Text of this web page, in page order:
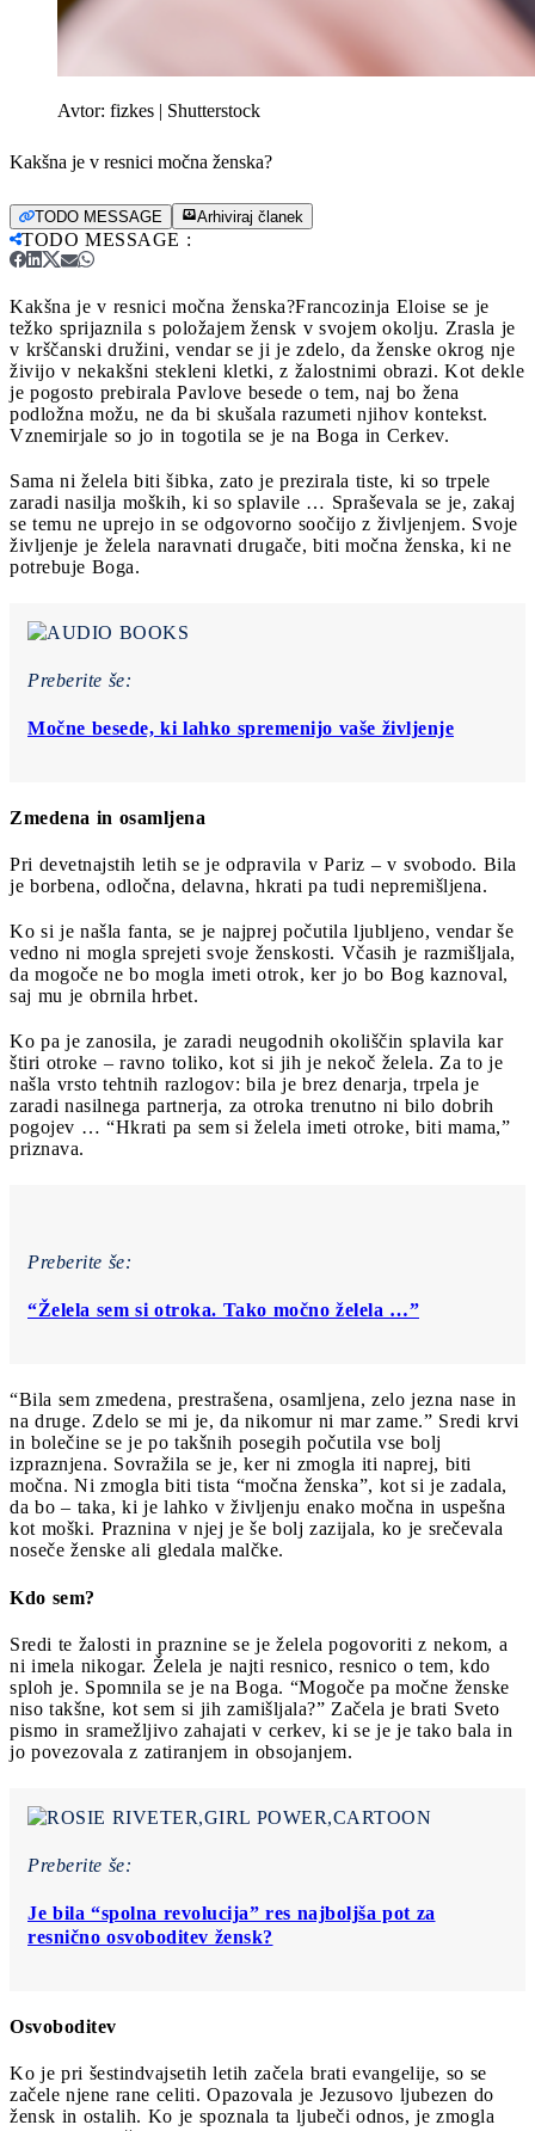
Avtor: fizkes | Shutterstock
Kakšna je v resnici močna ženska?
TODO MESSAGE Arhiviraj članek
TODO MESSAGE :
Kakšna je v resnici močna ženska?Francozinja Eloise se je
težko sprijaznila s položajem žensk v svojem okolju. Zrasla je
v krščanski družini, vendar se ji je zdelo, da ženske okrog nje
živijo v nekakšni stekleni kletki, z žalostnimi obrazi. Kot dekle
je pogosto prebirala Pavlove besede o tem, naj bo žena
podložna možu, ne da bi skušala razumeti njihov kontekst.
Vznemirjale so jo in togotila se je na Boga in Cerkev.
Sama ni želela biti šibka, zato je prezirala tiste, ki so trpele
zaradi nasilja moških, ki so splavile … Spraševala se je, zakaj
se temu ne uprejo in se odgovorno soočijo z življenjem. Svoje
življenje je želela naravnati drugače, biti močna ženska, ki ne
potrebuje Boga.
Preberite še:
Močne besede, ki lahko spremenijo vaše življenje
Zmedena in osamljena
Pri devetnajstih letih se je odpravila v Pariz – v svobodo. Bila
je borbena, odločna, delavna, hkrati pa tudi nepremišljena.
Ko si je našla fanta, se je najprej počutila ljubljeno, vendar še
vedno ni mogla sprejeti svoje ženskosti. Včasih je razmišljala,
da mogoče ne bo mogla imeti otrok, ker jo bo Bog kaznoval,
saj mu je obrnila hrbet.
Ko pa je zanosila, je zaradi neugodnih okoliščin splavila kar
štiri otroke – ravno toliko, kot si jih je nekoč želela. Za to je
našla vrsto tehtnih razlogov: bila je brez denarja, trpela je
zaradi nasilnega partnerja, za otroka trenutno ni bilo dobrih
pogojev … “Hkrati pa sem si želela imeti otroke, biti mama,”
priznava.
Preberite še:
“Želela sem si otroka. Tako močno želela …”
“Bila sem zmedena, prestrašena, osamljena, zelo jezna nase in
na druge. Zdelo se mi je, da nikomur ni mar zame.” Sredi krvi
in bolečine se je po takšnih posegih počutila vse bolj
izpraznjena. Sovražila se je, ker ni zmogla iti naprej, biti
močna. Ni zmogla biti tista “močna ženska”, kot si je zadala,
da bo – taka, ki je lahko v življenju enako močna in uspešna
kot moški. Praznina v njej je še bolj zazijala, ko je srečevala
noseče ženske ali gledala malčke.
Kdo sem?
Sredi te žalosti in praznine se je želela pogovoriti z nekom, a
ni imela nikogar. Želela je najti resnico, resnico o tem, kdo
sploh je. Spomnila se je na Boga. “Mogoče pa močne ženske
niso takšne, kot sem si jih zamišljala?” Začela je brati Sveto
pismo in sramežljivo zahajati v cerkev, ki se je je tako bala in
jo povezovala z zatiranjem in obsojanjem.
Preberite še:
Je bila “spolna revolucija” res najboljša pot za
resnično osvoboditev žensk?
Osvoboditev
Ko je pri šestindvajsetih letih začela brati evangelije, so se
začele njene rane celiti. Opazovala je Jezusovo ljubezen do
žensk in ostalih. Ko je spoznala ta ljubeči odnos, je zmogla